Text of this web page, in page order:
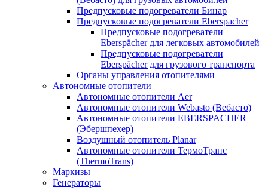
Предпусковые подогреватели Бинар
Предпусковые подогреватели Eberspacher
Предпусковые подогреватели
Eberspächer для легковых автомобилей
Предпусковые подогреватели
Eberspächer для грузового транспорта
Органы управления отопителями
Автономные отопители
Автономные отопители Аer
Автономные отопители Webasto (Вебасто)
Автономные отопители EBERSPACHER
(Эбершпехер)
Воздушный отопитель Planar
Автономные отопители ТермоТранс
(ThermoTrans)
Маркизы
Генераторы